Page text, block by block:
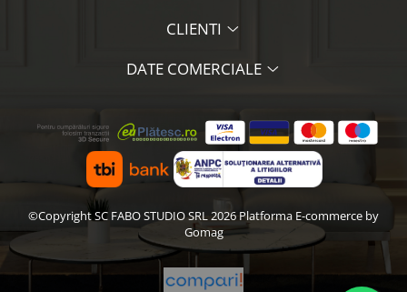
CLIENTI
DATE COMERCIALE
©Copyright SC FABO STUDIO SRL 2026 Platforma E-commerce by
Gomag